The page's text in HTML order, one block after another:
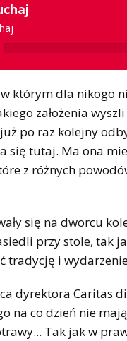
którym dla nikogo
założenia
po raz kolejny
tutaj. Ma ona
z różnych
się na dworcu
przy stole, tak
tradycję i
dyrektora Caritas
na co dzień nie
Tak jak w